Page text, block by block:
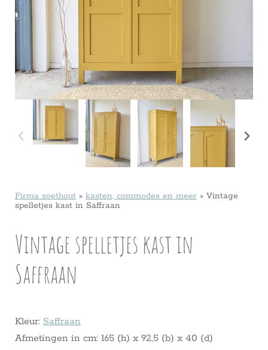
Firma zoethout » kasten, commodes en meer » Vintage
spelletjes kast in Saffraan
Vintage spelletjes kast in
Saffraan
Kleur: Saffraan
Afmetingen in cm: 165 (h) x 92,5 (b) x 40 (d)